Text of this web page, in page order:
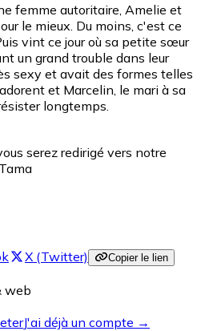
femme autoritaire, Amelie et
le mieux. Du moins, c'est ce
vint ce jour où sa petite sœur
un grand trouble dans leur
sexy et avait des formes telles
et Marcelin, le mari à sa
longtemps.
serez redirigé vers notre
X (Twitter) Copier le lien
web
J'ai déjà un compte →